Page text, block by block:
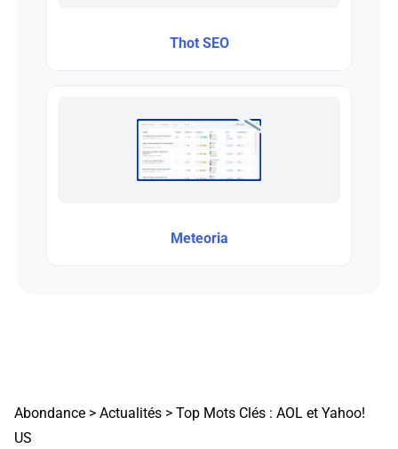
Thot SEO
Meteoria
Abondance > Actualités > Top Mots Clés : AOL et Yahoo!
US